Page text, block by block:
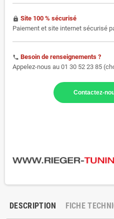
https Site 100 % sécurisé
Paiement et site internet sécurisé
phone Besoin de renseignements ?
Appelez-nous au 01 30 52 23 85
Contactez-
DESCRIPTION FICHE